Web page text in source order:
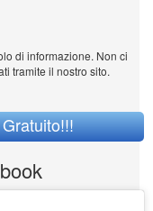
di informazione. Non ci
tramite il nostro sito.